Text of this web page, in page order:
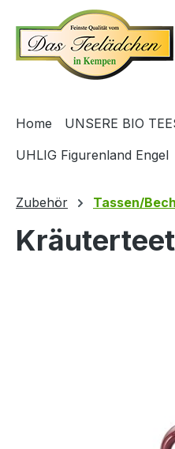
Zur
Home UNSERE BIO
UHLIG Figurenland Engel
Zubehör Tassen/